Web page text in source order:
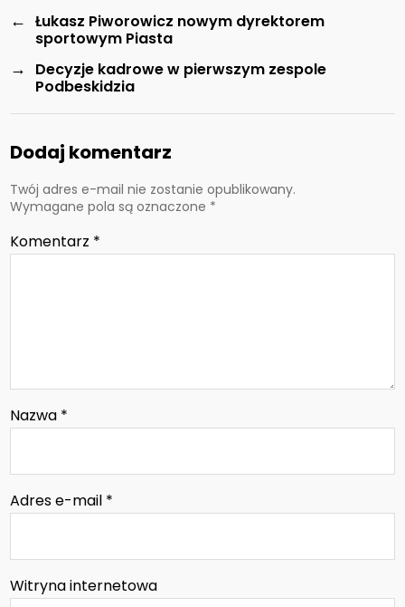
← Łukasz Piworowicz nowym dyrektorem
sportowym Piasta
→
Decyzje kadrowe w pierwszym zespole
Podbeskidzia
Dodaj komentarz
Twój adres e-mail nie zostanie opublikowany.
Wymagane pola są oznaczone *
Komentarz *
Nazwa *
Adres e-mail *
Witryna internetowa